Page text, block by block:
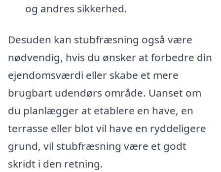
og andres sikkerhed.
Desuden kan stubfræsning også være
nødvendig, hvis du ønsker at forbedre din
ejendomsværdi eller skabe et mere
brugbart udendørs område. Uanset om
du planlægger at etablere en have, en
terrasse eller blot vil have en ryddeligere
grund, vil stubfræsning være et godt
skridt i den retning.